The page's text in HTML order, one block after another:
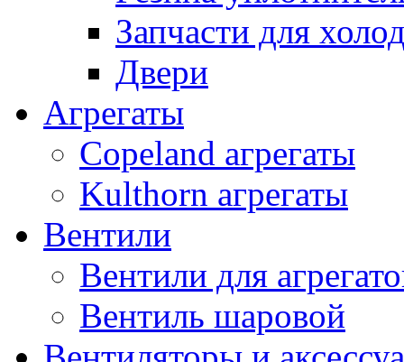
Запчасти для
Двери
Агрегаты
Copeland агрегаты
Kulthorn агрегаты
Вентили
Вентили для
Вентиль шаровой